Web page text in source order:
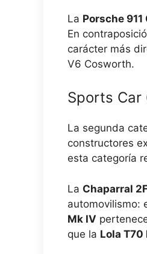
La Porsche 911
En
carácter más
V6 Cosworth.
Sports Car
La segunda
constructores
esta categoría
La Chaparral
automovilismo:
Mk IV
que la Lola T70